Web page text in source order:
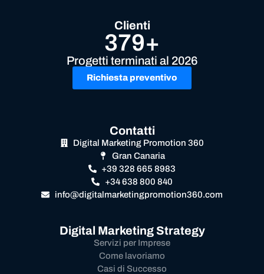
Clienti
379+
Progetti terminati al 2026
Richiesta preventivo
Contatti
Digital Marketing Promotion 360
Gran Canaria
+39 328 665 8983
+34 638 800 840
info@digitalmarketingpromotion360.com
Digital Marketing Strategy
Servizi per Imprese
Come lavoriamo
Casi di Successo